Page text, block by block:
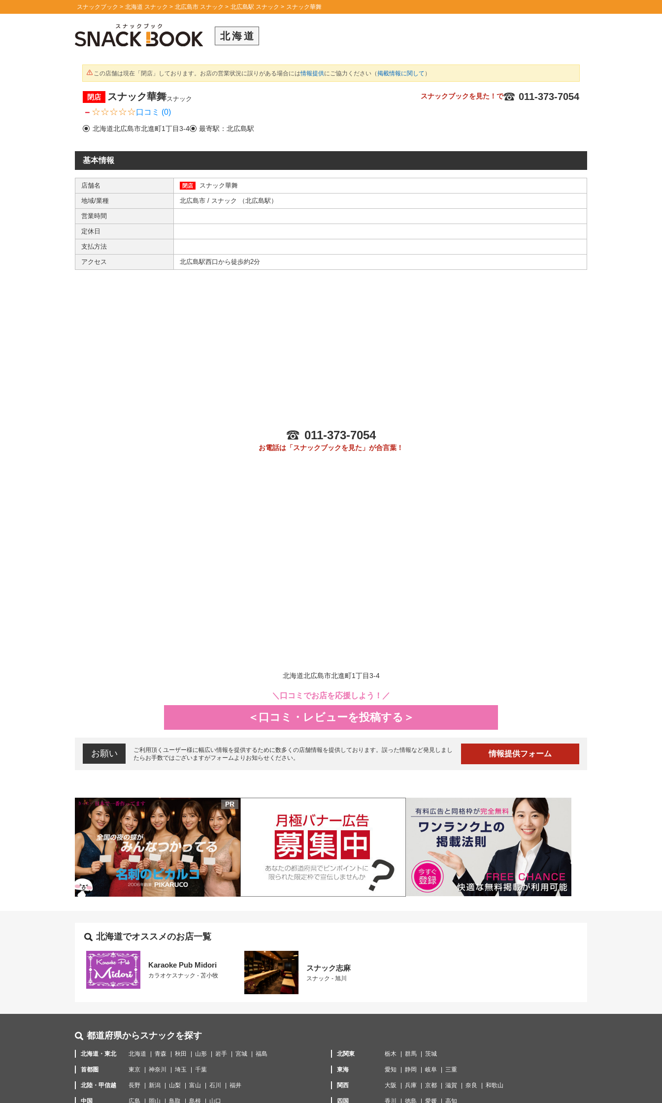
スナックブック 北海道 スナック 北広島市 スナック 北広島駅 スナック スナック華舞
北海道
この店舗は現在「閉店」しております。お店の営業状況に誤りがある場合には情報提供にご協力ください（掲載情報に関して ）
閉店 スナック華舞スナック
－ 口コミ (0)
北海道北広島市北進町1丁目3-4 最寄駅：北広島駅
スナックブックを見た！で 011-373-7054
基本情報
店舗名 閉店 スナック華舞
地域/業種 北広島市 / スナック （北広島駅 ）
営業時間
定休日
支払方法
アクセス 北広島駅西口から徒歩約2分
011-373-7054
お電話は「スナックブックを見た」が合言葉！
北海道北広島市北進町1丁目3-4
＼口コミでお店を応援しよう！／
＜口コミ・レビューを投稿する＞
お願い
ご利用頂くユーザー様に幅広い情報を提供するために数多くの店舗情報を提供しております。誤った情報など発見しまし
たらお手数ではございますがフォームよりお知らせください。
情報提供フォーム
PR
北海道でオススメのお店一覧
Karaoke Pub Midori
カラオケスナック - 苫小牧
スナック志麻
スナック - 旭川
都道府県からスナックを探す
北海道・東北 北海道 青森 秋田 山形 岩手 宮城 福島 北関東 栃木 群馬 茨城
首都圏 東京 神奈川 埼玉 千葉 東海 愛知 静岡 岐阜 三重
北陸・甲信越 長野 新潟 山梨 富山 石川 福井 関西 大阪 兵庫 京都 滋賀 奈良 和歌山
中国 広島 岡山 鳥取 島根 山口 四国 香川 徳島 愛媛 高知